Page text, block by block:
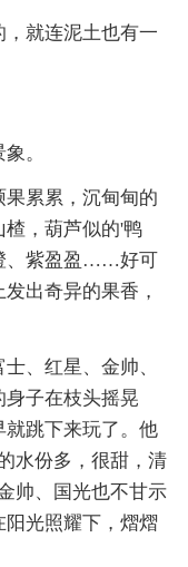
就连泥土也有一
。
累累，沉甸甸的
楂，葫芦似的'鸭
、紫盈盈……好可
出奇异的果香，
、红星、金帅、
子在枝头摇晃
跳下来玩了。他
水份多，很甜，清
帅、国光也不甘示
光照耀下，熠熠